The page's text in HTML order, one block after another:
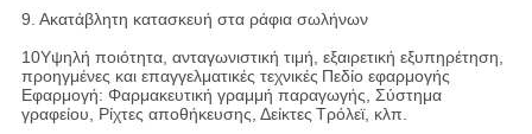
9. Ακατάβλητη κατασκευή στα ράφια σωλήνων
10Υψηλή ποιότητα, ανταγωνιστική τιμή, εξαιρετική εξυπηρέτηση,
προηγμένες και επαγγελματικές τεχνικές Πεδίο εφαρμογής
Εφαρμογή: Φαρμακευτική γραμμή παραγωγής, Σύστημα
γραφείου, Ρίχτες αποθήκευσης, Δείκτες Τρόλεϊ, κλπ.